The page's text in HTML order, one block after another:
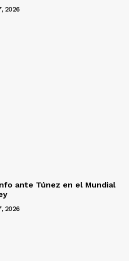
2026
ante Túnez en el Mundial
2026